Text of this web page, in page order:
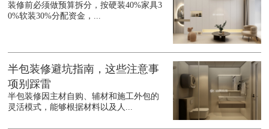
装修前必须做预算拆分，按硬装40%家具3
0%软装30%分配资金，...
半包装修避坑指南，这些注意事
项别踩雷
半包装修因主材自购、辅材和施工外包的
灵活模式，能够根据材料以及人...